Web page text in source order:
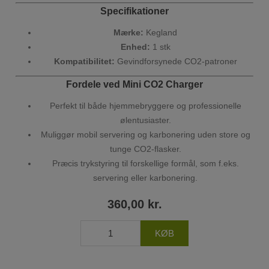
Specifikationer
Mærke: Kegland
Enhed: 1 stk
Kompatibilitet: Gevindforsynede CO2-patroner
Fordele ved Mini CO2 Charger
Perfekt til både hjemmebryggere og professionelle
ølentusiaster.
Muliggør mobil servering og karbonering uden store og
tunge CO2-flasker.
Præcis trykstyring til forskellige formål, som f.eks.
servering eller karbonering.
360,00 kr.